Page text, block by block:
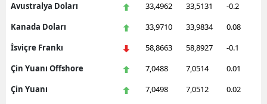
Avustralya Doları
33,4962 33,5131
-0.2
Kanada Doları
33,9710 33,9834
0.08
İsviçre Frankı
58,8663 58,8927
-0.1
Çin Yuanı Offshore
7,0488 7,0514
0.01
Çin Yuanı
7,0498 7,0512
0.02